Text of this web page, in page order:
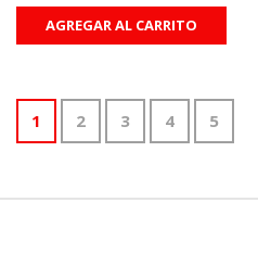
AGREGAR AL CARRITO
1 2 3 4 5